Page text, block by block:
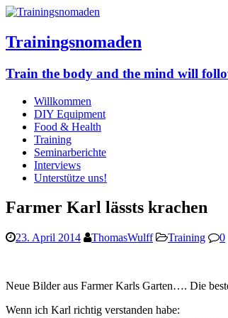
Trainingsnomaden
Train the body and the mind will
Willkommen
DIY Equipment
Food & Health
Training
Seminarberichte
Interviews
Unterstütze uns!
Farmer Karl lässts krachen
23. April 2014 ThomasWulff Training 0
Neue Bilder aus Farmer Karls Garten…. Die
Wenn ich Karl richtig verstanden habe: